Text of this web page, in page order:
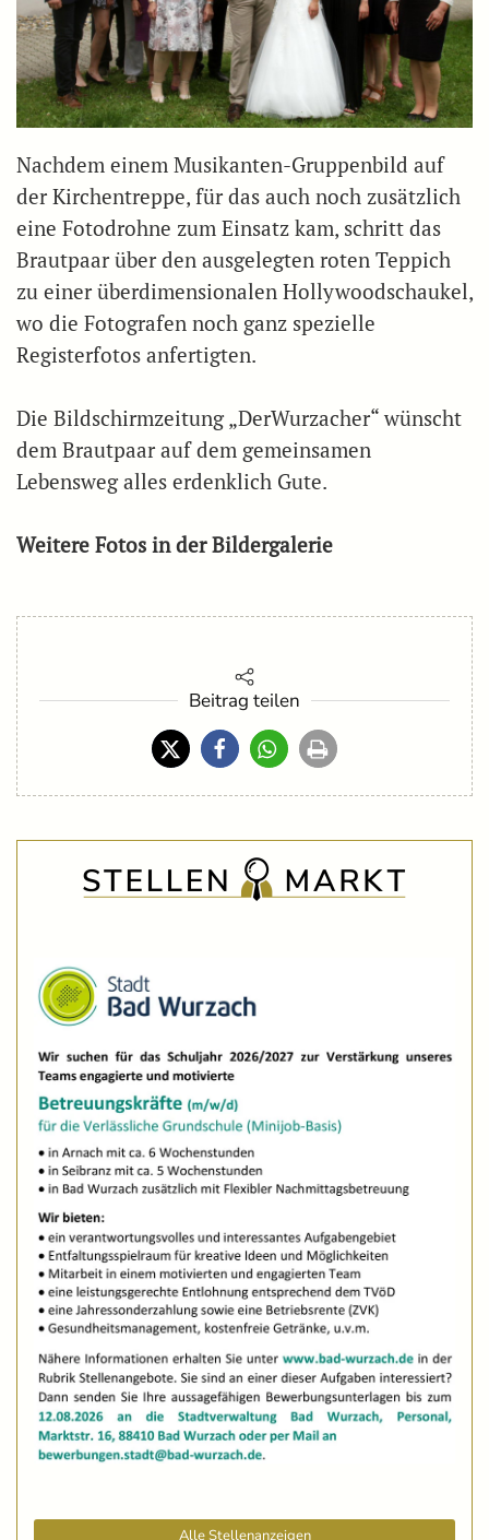
Nachdem einem Musikanten-Gruppenbild auf
der Kirchentreppe, für das auch noch zusätzlich
eine Fotodrohne zum Einsatz kam, schritt das
Brautpaar über den ausgelegten roten Teppich
zu einer überdimensionalen Hollywoodschaukel,
wo die Fotografen noch ganz spezielle
Registerfotos anfertigten.
Die Bildschirmzeitung „DerWurzacher“ wünscht
dem Brautpaar auf dem gemeinsamen
Lebensweg alles erdenklich Gute.
Weitere Fotos in der Bildergalerie
Beitrag teilen
Alle Stellenanzeigen